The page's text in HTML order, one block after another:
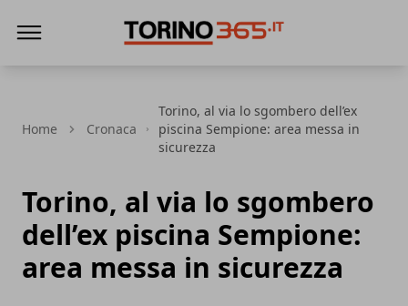
Home Cronaca
Torino, al via lo sgombero dell’ex
piscina Sempione: area messa in
sicurezza
Torino, al via lo sgombero
dell’ex piscina Sempione:
area messa in sicurezza